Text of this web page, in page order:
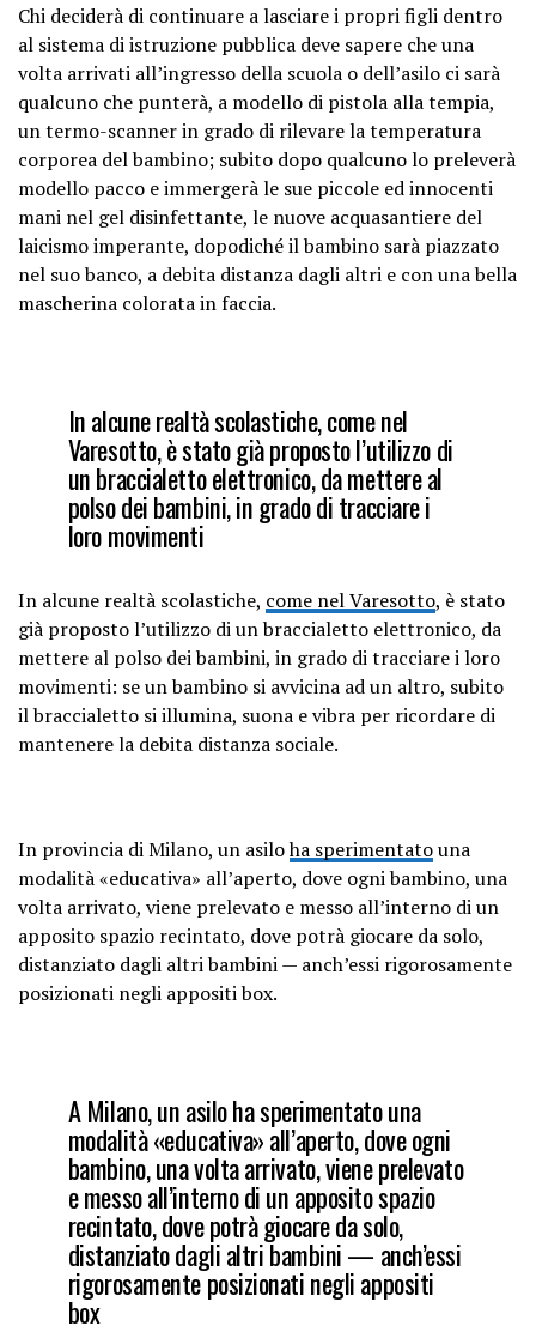
Chi deciderà di continuare a lasciare i propri figli dentro
al sistema di istruzione pubblica deve sapere che una
volta arrivati all’ingresso della scuola o dell’asilo ci sarà
qualcuno che punterà, a modello di pistola alla tempia,
un termo-scanner in grado di rilevare la temperatura
corporea del bambino; subito dopo qualcuno lo preleverà
modello pacco e immergerà le sue piccole ed innocenti
mani nel gel disinfettante, le nuove acquasantiere del
laicismo imperante, dopodiché il bambino sarà piazzato
nel suo banco, a debita distanza dagli altri e con una bella
mascherina colorata in faccia.
In alcune realtà scolastiche,come nel
Varesotto, è stato già proposto l’utilizzo di
un braccialetto elettronico, da mettere al
polso dei bambini, in grado di tracciare i
loro movimenti
In alcune realtà scolastiche, come nel Varesotto, è stato
già proposto l’utilizzo di un braccialetto elettronico, da
mettere al polso dei bambini, in grado di tracciare i loro
movimenti: se un bambino si avvicina ad un altro, subito
il braccialetto si illumina, suona e vibra per ricordare di
mantenere la debita distanza sociale.
In provincia di Milano, un asiloha sperimentatouna
modalità «educativa» all’aperto, dove ogni bambino, una
volta arrivato, viene prelevato e messo all’interno di un
apposito spazio recintato, dove potrà giocare da solo,
distanziato dagli altri bambini — anch’essi rigorosamente
posizionati negli appositi box.
A Milano, un asiloha sperimentatouna
modalità «educativa» all’aperto, dove ogni
bambino, una volta arrivato, viene prelevato
e messo all’interno di un apposito spazio
recintato, dove potrà giocare da solo,
distanziato dagli altri bambini — anch’essi
rigorosamente posizionati negli appositi
box